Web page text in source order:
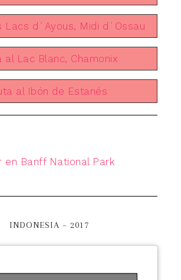
Lacs d´Ayous, Midi d´Ossau
al Lac Blanc, Chamonix
al Ibón de Estanés
en Banff National Park
INDONESIA – 2017